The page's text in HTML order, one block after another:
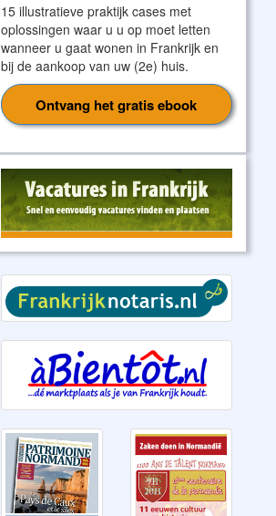
15 illustratieve praktijk cases met
oplossingen waar u u op moet letten
wanneer u gaat wonen in Frankrijk en
bij de aankoop van uw (2e) huis.
Ontvang het gratis ebook